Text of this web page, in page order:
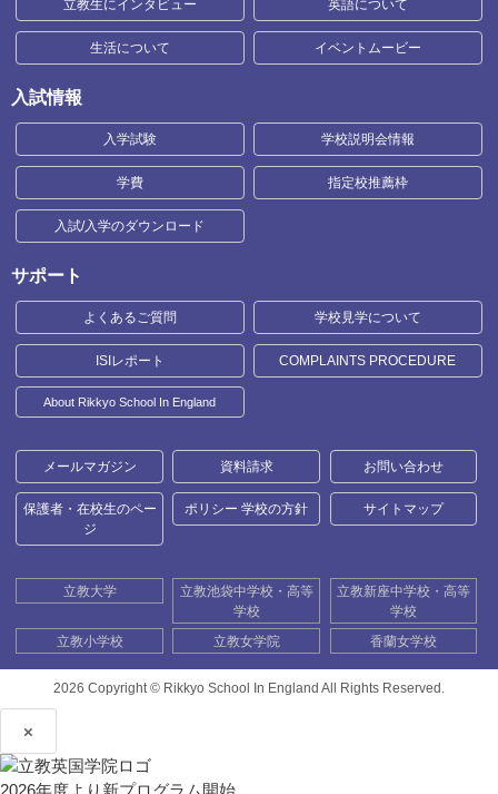
立教生にインタビュー 英語について
生活について イベントムービー
入試情報
入学試験 学校説明会情報
学費 指定校推薦枠
入試/入学のダウンロード
サポート
よくあるご質問 学校見学について
ISIレポート COMPLAINTS PROCEDURE
About Rikkyo School In England
メールマガジン 資料請求 お問い合わせ
保護者・在校生のペー
ジ
ポリシー 学校の方針 サイトマップ
立教大学
立教池袋中学校・高等
学校
立教新座中学校・高等
学校
立教小学校
立教女学院 香蘭女学校
2026 Copyright © Rikkyo School In England All Rights Reserved.
×